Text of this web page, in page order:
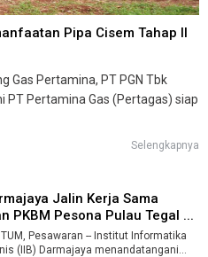
Pipa Cisem Tahap II
Gas Pertamina, PT PGN Tbk
PT Pertamina Gas (Pertagas) siap
Selengkapnya
Jalin Kerja Sama
PKBM Pesona Pulau Tegal ...
Pesawaran -- Institut Informatika
(IIB) Darmajaya menandatangani